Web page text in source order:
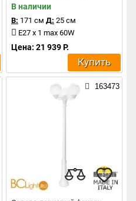
В наличии
В: 171 см Д: 25 см
E27 x 1 max 60W
Цена: 21 939 Р.
Купить
163473